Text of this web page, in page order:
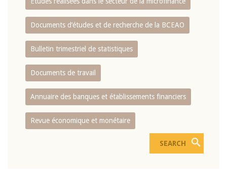
Documents d’études et de recherche de la BCEAO
Bulletin trimestriel de statistiques
Documents de travail
Annuaire des banques et établissements financiers
Revue économique et monétaire